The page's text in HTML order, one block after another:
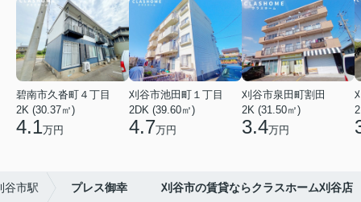
碧南市久沓町４丁目
2K (30.37㎡)
4.1万円
刈谷市池田町１丁目
2DK (39.60㎡)
4.7万円
刈谷市泉田町割田
2K (31.50㎡)
3.4万円
谷市駅 プレス御幸 刈谷市の賃貸ならクラスホーム刈谷店